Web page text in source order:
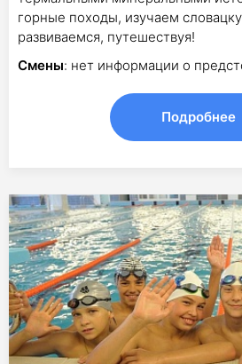
горные походы, изучаем
развиваемся, путешествуя!
Смены: нет информации о
Подробнее